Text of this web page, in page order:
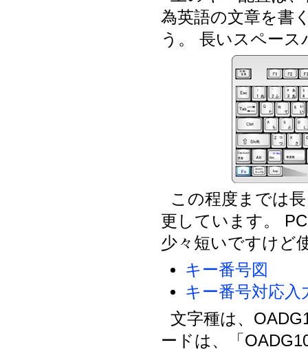
為英語の文章を書
う。 長いスペー
この程度までは
更しています。
少々短いですけど
キー番号図
キー番号対応入
文字種は、
ードは、「